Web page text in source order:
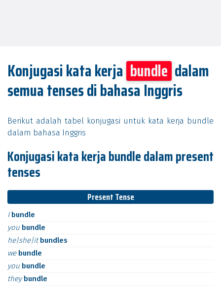
Konjugasi kata kerja bundle dalam
semua tenses di bahasa Inggris
Berikut adalah tabel konjugasi untuk kata kerja bundle
dalam bahasa Inggris
Konjugasi kata kerja bundle dalam present
tenses
Present Tense
I bundle
you bundle
he|she|itbundles
we bundle
you bundle
theybundle